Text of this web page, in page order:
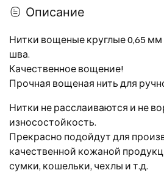
Описание
Нитки вощеные круглые 0,65 мм
шва.
Качественное вощение!
Прочная вощеная нить для
Нитки не расслаиваются и не
износостойкость.
Прекрасно подойдут для
качественной кожаной
сумки, кошельки, чехлы и т.д.